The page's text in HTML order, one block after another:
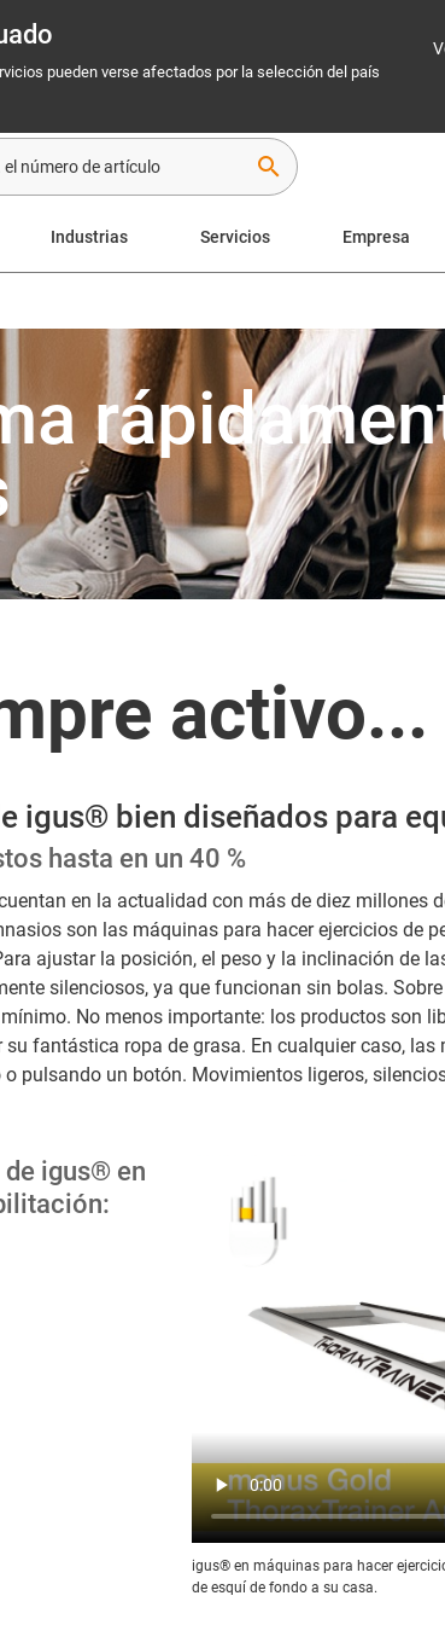
pueden verse afectados por la selección del país
search
Industrias Servicios Empresa
activo...
igus® bien diseñados para
hasta en un 40 %
en la actualidad con más de diez millones
son las máquinas para hacer ejercicios de
ajustar la posición, el peso y la inclinación de
silenciosos, ya que funcionan sin bolas.
No menos importante: los productos son
fantástica ropa de grasa. En cualquier caso,
pulsando un botón. Movimientos ligeros,
igus® en
igus® en máquinas para hacer
de esquí de fondo a su casa.